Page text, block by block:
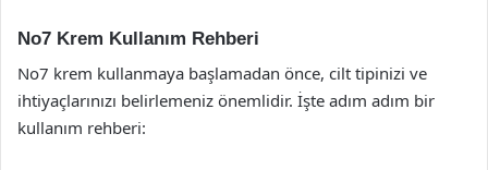
No7 Krem Kullanım Rehberi
No7 krem kullanmaya başlamadan önce, cilt tipinizi ve
ihtiyaçlarınızı belirlemeniz önemlidir. İşte adım adım bir
kullanım rehberi: